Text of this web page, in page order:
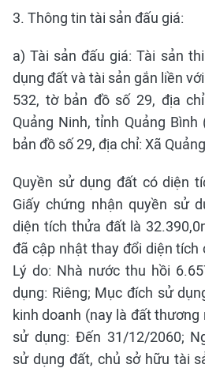
3. Thông tin tài sản đấu giá:
a) Tài sản đấu giá: Tài sản
dụng đất và tài sản gắn liền
532, tờ bản đồ số 29, địa
Quảng Ninh, tỉnh Quảng
bản đồ số 29, địa chỉ: Xã
Quyền sử dụng đất có diện
Giấy chứng nhận quyền sử
diện tích thửa đất là
đã cập nhật thay đổi diện tích
Lý do: Nhà nước thu hồi
dụng: Riêng; Mục đích sử
kinh doanh (nay là đất thương
sử dụng: Đến 31/12/2060;
sử dụng đất, chủ sở hữu tài